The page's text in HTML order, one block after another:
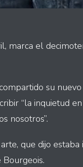
marca el
su
“la inquietud
nosotros”.
que dijo